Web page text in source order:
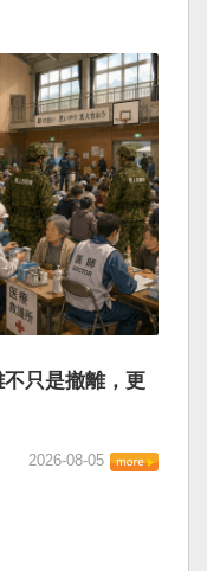
只是撤離，更
2026-08-05